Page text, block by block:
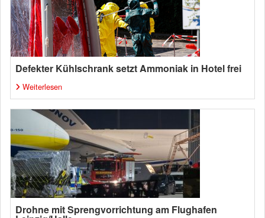
Defekter Kühlschrank setzt Ammoniak in Hotel frei
Weiterlesen
Drohne mit Sprengvorrichtung am Flughafen